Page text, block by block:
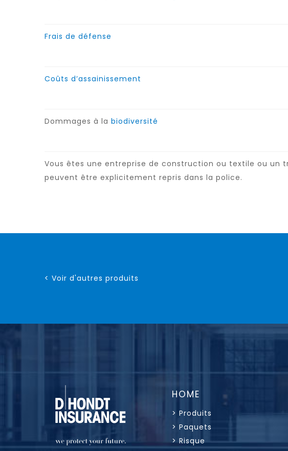
Frais de défense
Coûts d’assainissement
Dommages à la biodiversité
Vous êtes une entreprise de construction ou textile ou un
peuvent être explicitement repris dans la police.
< Voir d'autres produits
HOME
> Produits
> Paquets
> Risque